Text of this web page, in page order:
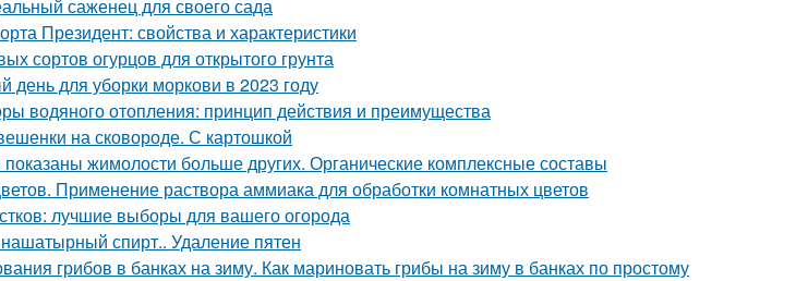
саженец для своего сада
Президент: свойства и характеристики
сортов огурцов для открытого грунта
день для уборки моркови в 2023 году
водяного отопления: принцип действия и преимущества
на сковороде. С картошкой
жимолости больше других. Органические комплексные составы
Применение раствора аммиака для обработки комнатных цветов
лучшие выборы для вашего огорода
спирт.. Удаление пятен
грибов в банках на зиму. Как мариновать грибы на зиму в банках по простому